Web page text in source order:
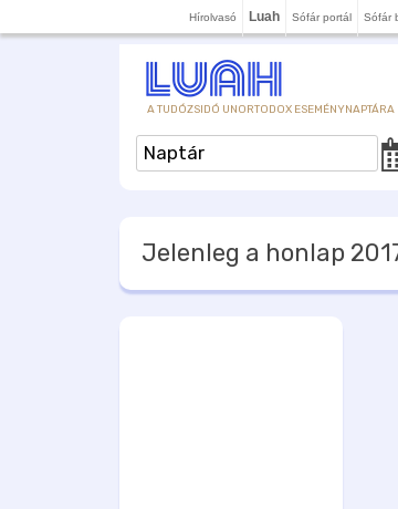
Hírolvasó Luah Sófár portál Sófár
A TUDÓZSIDÓ UNORTODOX ESEMÉNYNAPTÁRA
Jelenleg a honlap